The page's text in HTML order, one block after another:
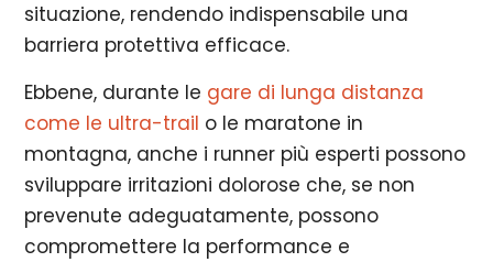
situazione, rendendo indispensabile una
barriera protettiva efficace.
Ebbene, durante le gare di lunga distanza
come le ultra-trail o le maratone in
montagna, anche i runner più esperti possono
sviluppare irritazioni dolorose che, se non
prevenute adeguatamente, possono
compromettere la performance e